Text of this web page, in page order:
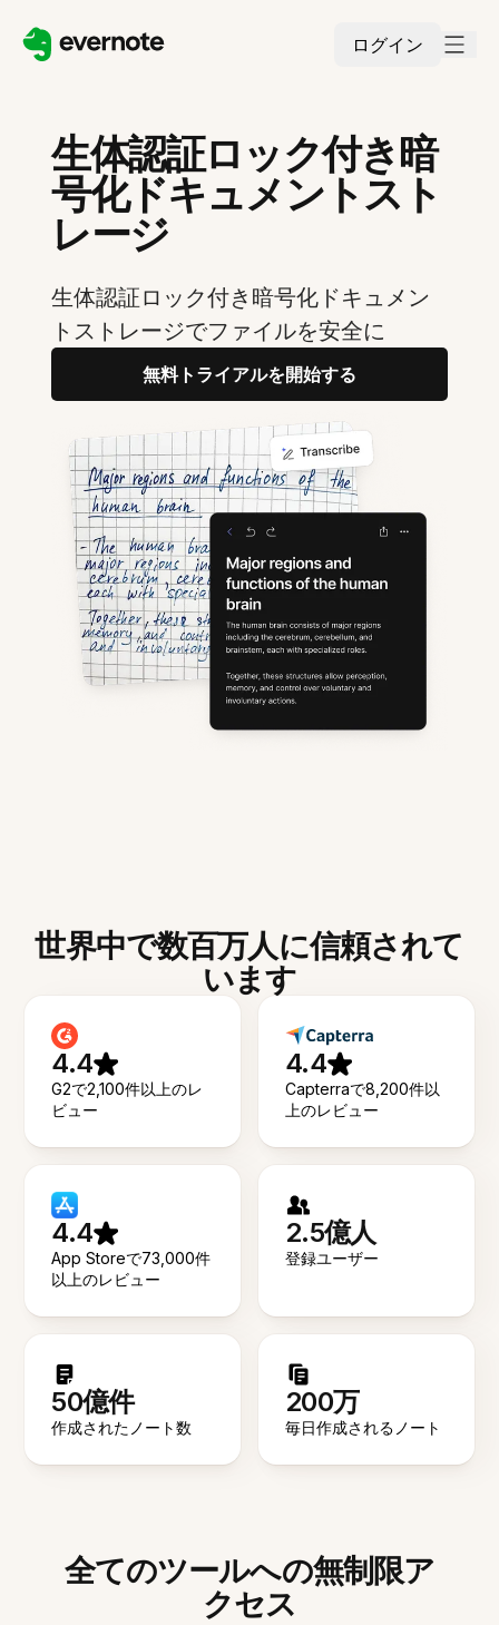
ログイン
生体認証ロック付き暗
号化ドキュメントスト
レージ
生体認証ロック付き暗号化ドキュメン
トストレージでファイルを安全に
無料トライアルを開始する
世界中で数百万人に信頼されて
います
4.4
G2で2,100件以上のレ
ビュー
4.4
Capterraで8,200件以
上のレビュー
4.4
App Storeで73,000件
以上のレビュー
2.5億人
登録ユーザー
50億件
作成されたノート数
200万
毎日作成されるノート
全てのツールへの無制限ア
クセス